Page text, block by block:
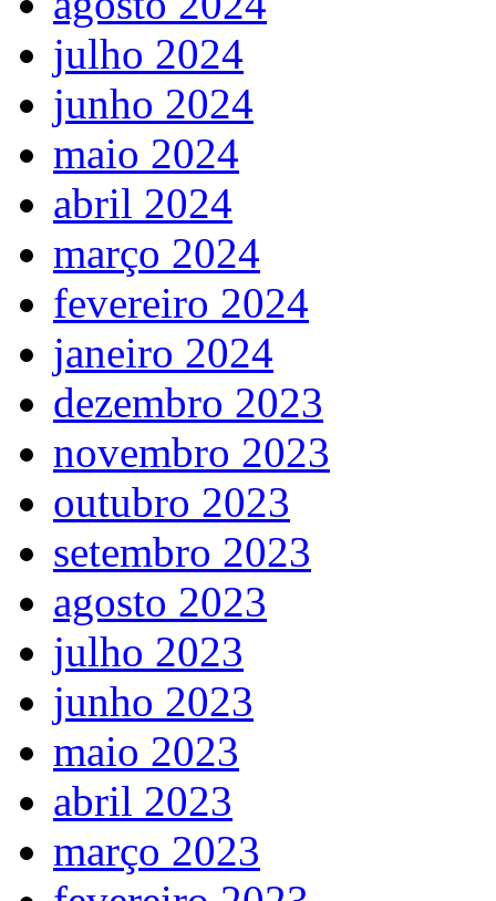
julho 2024
junho 2024
maio 2024
abril 2024
março 2024
fevereiro 2024
janeiro 2024
dezembro 2023
novembro 2023
outubro 2023
setembro 2023
agosto 2023
julho 2023
junho 2023
maio 2023
abril 2023
março 2023